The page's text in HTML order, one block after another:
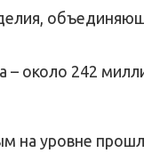
около 242
на уровне